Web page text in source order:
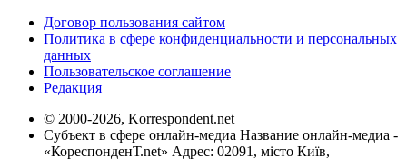
Договор пользования сайтом
Политика в сфере конфиденциальности и персональных
данных
Пользовательское соглашение
Редакция
© 2000-2026, Korrespondent.net
Субъект в сфере онлайн-медиа Название онлайн-медиа -
«КореспонденТ.net» Адрес: 02091, місто Київ,